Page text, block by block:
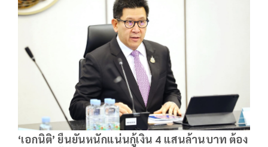
‘เอกนิติ’ ยืนยันหนักแน่นกู้เงิน 4 แสนล้านบาท ต้อง